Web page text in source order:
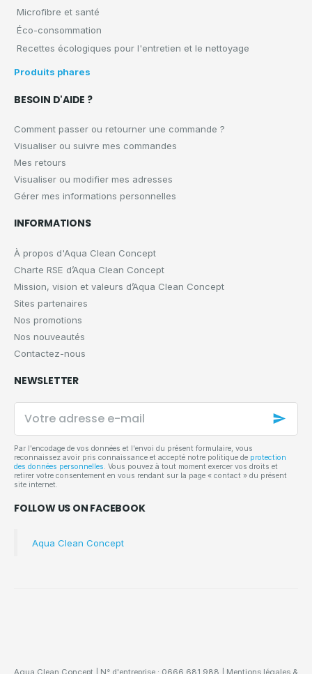
Microfibre et santé
Éco-consommation
Recettes écologiques pour l'entretien et le nettoyage
Produits phares
BESOIN D'AIDE ?
Comment passer ou retourner une commande ?
Visualiser ou suivre mes commandes
Mes retours
Visualiser ou modifier mes adresses
Gérer mes informations personnelles
INFORMATIONS
À propos d'Aqua Clean Concept
Charte RSE d’Aqua Clean Concept
Mission, vision et valeurs d’Aqua Clean Concept
Sites partenaires
Nos promotions
Nos nouveautés
Contactez-nous
NEWSLETTER
Votre
adresse
e-
mail
Par l'encodage de vos données et l'envoi du présent formulaire, vous
reconnaissez avoir pris connaissance et accepté notre politique de protection
des données personnelles. Vous pouvez à tout moment exercer vos droits et
retirer votre consentement en vous rendant sur la page « contact » du présent
site internet.
FOLLOW US ON FACEBOOK
Aqua Clean Concept